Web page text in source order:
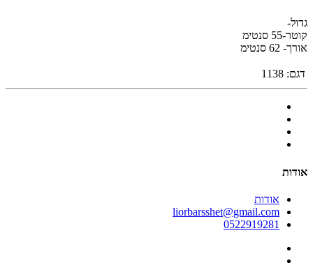
גדול-
קוטר-55 סנטימ
אורך- 62 סנטימ
דגם: 1138
אודות
אודות
liorbarsshet@gmail.com
0522919281